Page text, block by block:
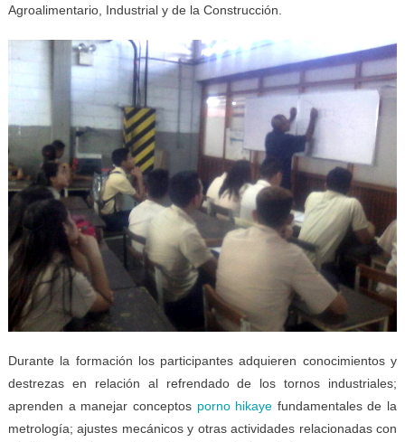
Agroalimentario, Industrial y de la Construcción.
Durante la formación los participantes adquieren conocimientos y
destrezas en relación al refrendado de los tornos industriales;
aprenden a manejar conceptos porno hikaye fundamentales de la
metrología; ajustes mecánicos y otras actividades relacionadas con